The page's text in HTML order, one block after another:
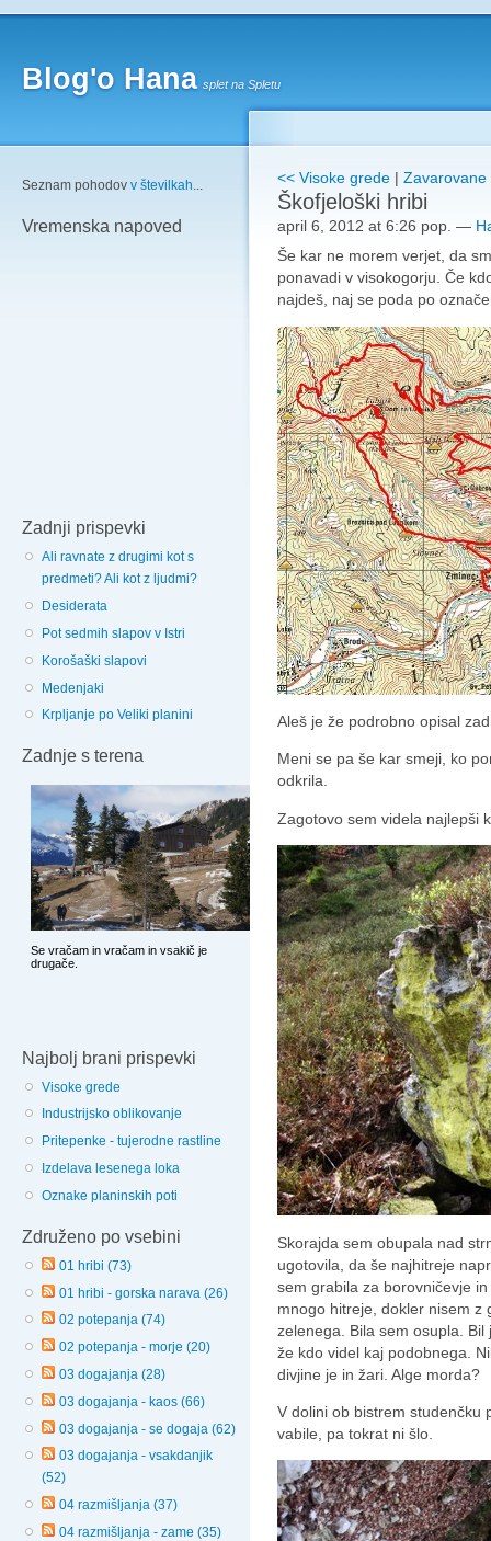
Blog'o Hana splet na Spletu
Seznam pohodov v številkah...
Vremenska napoved
Zadnji prispevki
Ali ravnate z drugimi kot s
predmeti? Ali kot z ljudmi?
Desiderata
Pot sedmih slapov v Istri
Korošaški slapovi
Medenjaki
Krpljanje po Veliki planini
Zadnje s terena
Najbolj brani prispevki
Visoke grede
Industrijsko oblikovanje
Pritepenke - tujerodne rastline
Izdelava lesenega loka
Oznake planinskih poti
Združeno po vsebini
01 hribi (73)
01 hribi - gorska narava (26)
02 potepanja (74)
02 potepanja - morje (20)
03 dogajanja (28)
03 dogajanja - kaos (66)
03 dogajanja - se dogaja (62)
03 dogajanja - vsakdanjik
(52)
04 razmišljanja (37)
04 razmišljanja - zame (35)
<< Visoke grede | Zavarovane
Škofjeloški hribi
april 6, 2012 at 6:26 pop. —
Še kar ne morem verjet, da
ponavadi v visokogorju. Če
najdeš, naj se poda po
Aleš je že podrobno opisal
Meni se pa še kar smeji, ko
odkrila.
Zagotovo sem videla najlepši
Skorajda sem obupala nad
ugotovila, da še najhitreje
sem grabila za borovničevje
mnogo hitreje, dokler nisem z
zelenega. Bila sem osupla.
že kdo videl kaj podobnega.
divjine je in žari. Alge morda?
V dolini ob bistrem studenčku
vabile, pa tokrat ni šlo.